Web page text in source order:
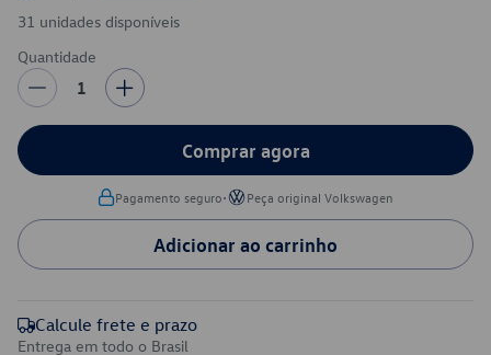
31 unidades disponíveis
Quantidade
1
Comprar agora
Pagamento seguro• Peça original Volkswagen
Adicionar ao carrinho
Calcule frete e prazo
Entrega em todo o Brasil